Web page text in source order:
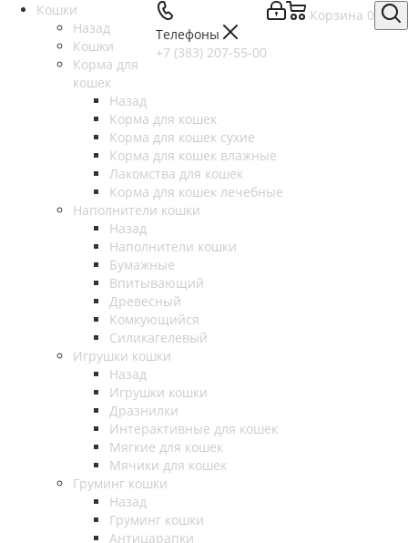
Корзина 0
Телефоны
+7 (383) 207-55-00
Кошки
Назад
Кошки
Корма для
кошек
Назад
Корма для кошек
Корма для кошек сухие
Корма для кошек влажные
Лакомства для кошек
Корма для кошек лечебные
Наполнители кошки
Назад
Наполнители кошки
Бумажные
Впитывающий
Древесный
Комкующийся
Силикагелевый
Игрушки кошки
Назад
Игрушки кошки
Дразнилки
Интерактивные для кошек
Мягкие для кошек
Мячики для кошек
Груминг кошки
Назад
Груминг кошки
Антицарапки